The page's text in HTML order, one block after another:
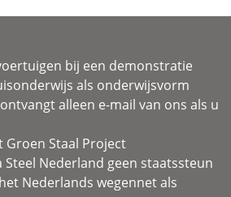
bij een demonstratie
als onderwijsvorm
alleen e-mail van ons als u
Groen Staal Project
Steel Nederland geen staatssteun
Nederlands wegennet als